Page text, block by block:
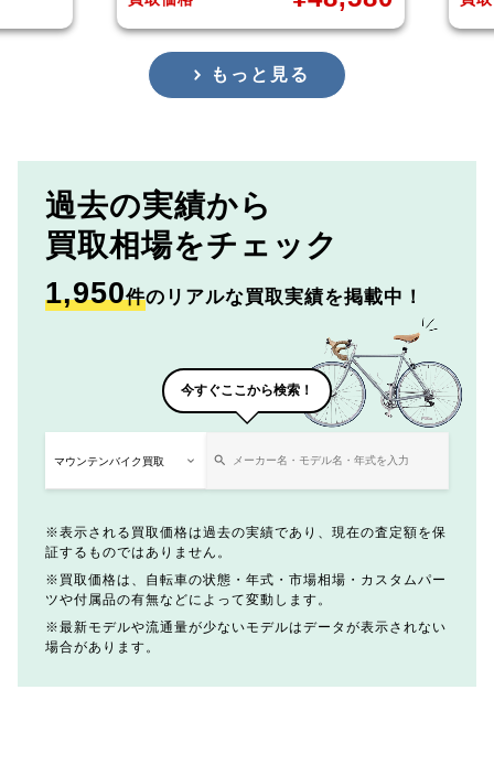
もっと見る
過去の実績から
買取相場をチェック
1,950件のリアルな買取実績を掲載中！
今すぐここから検索！
表示される買取価格は過去の実績であり、現在の査定額を保
証するものではありません。
買取価格は、自転車の状態・年式・市場相場・カスタムパー
ツや付属品の有無などによって変動します。
最新モデルや流通量が少ないモデルはデータが表示されない
場合があります。